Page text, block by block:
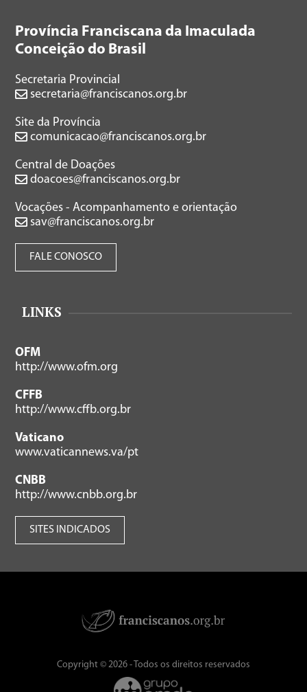
Província Franciscana da Imaculada
Conceição do Brasil
Secretaria Provincial
secretaria@franciscanos.org.br
Site da Província
comunicacao@franciscanos.org.br
Central de Doações
doacoes@franciscanos.org.br
Vocações - Acompanhamento e orientação
sav@franciscanos.org.br
FALE CONOSCO
LINKS
OFM
http://www.ofm.org
CFFB
http://www.cffb.org.br
Vaticano
www.vaticannews.va/pt
CNBB
http://www.cnbb.org.br
SITES INDICADOS
Copyright © 2026 - Todos os direitos reservados